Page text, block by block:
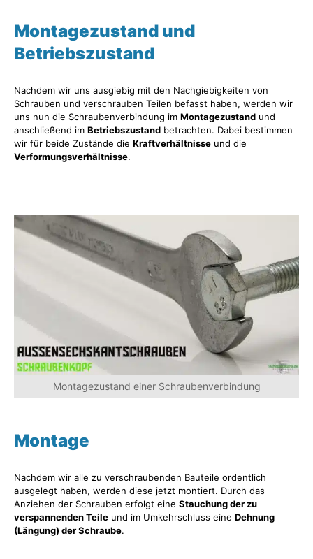
Montagezustand und
Betriebszustand
Nachdem wir uns ausgiebig mit den Nachgiebigkeiten von
Schrauben und verschrauben Teilen befasst haben, werden wir
uns nun die Schraubenverbindung im Montagezustand und
anschließend im Betriebszustand betrachten. Dabei bestimmen
wir für beide Zustände die Kraftverhältnisse und die
Verformungsverhältnisse.
Montagezustand einer Schraubenverbindung
Montage
Nachdem wir alle zu verschraubenden Bauteile ordentlich
ausgelegt haben, werden diese jetzt montiert. Durch das
Anziehen der Schrauben erfolgt eine Stauchung der zu
verspannenden Teile und im Umkehrschluss eine Dehnung
(Längung) der Schraube.